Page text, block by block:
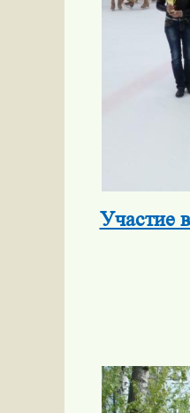
Участие